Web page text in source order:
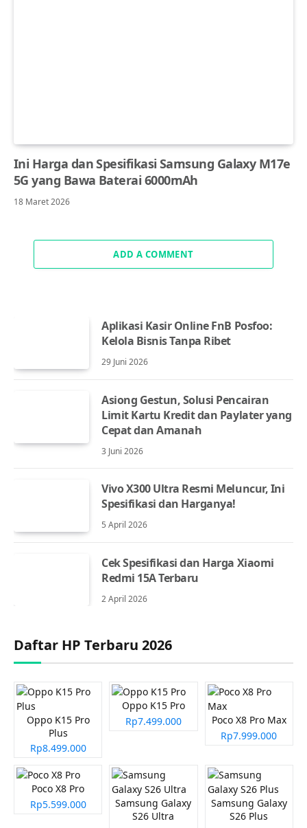
Ini Harga dan Spesifikasi Samsung Galaxy M17e
5G yang Bawa Baterai 6000mAh
18 Maret 2026
ADD A COMMENT
Aplikasi Kasir Online FnB Posfoo:
Kelola Bisnis Tanpa Ribet
29 Juni 2026
Asiong Gestun, Solusi Pencairan
Limit Kartu Kredit dan Paylater yang
Cepat dan Amanah
3 Juni 2026
Vivo X300 Ultra Resmi Meluncur, Ini
Spesifikasi dan Harganya!
5 April 2026
Cek Spesifikasi dan Harga Xiaomi
Redmi 15A Terbaru
2 April 2026
Daftar HP Terbaru 2026
Oppo K15 Pro
Plus
Rp8.499.000
Oppo K15 Pro
Rp7.499.000
Poco X8 Pro Max
Rp7.999.000
Poco X8 Pro
Rp5.599.000
Samsung Galaxy
S26 Ultra
Samsung Galaxy
S26 Plus